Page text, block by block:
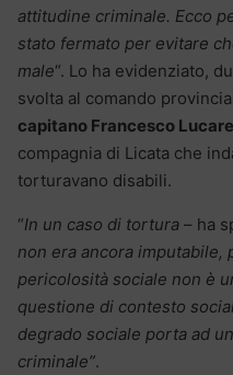
attitudine criminale. Ecco
stato fermato per evitare
male“. Lo ha evidenziato,
svolta al comando
capitano Francesco
compagnia di Licata che
torturavano disabili.
“In un caso di tortura – ha
non era ancora imputabile,
pericolosità sociale non è
questione di contesto
degrado sociale porta ad
criminale”.